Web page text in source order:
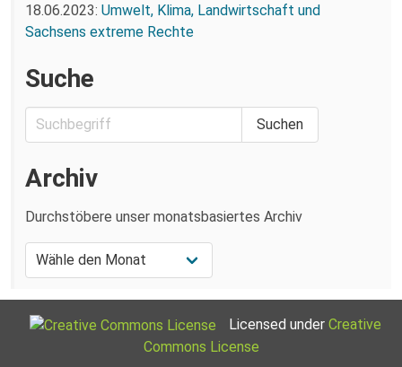
18.06.2023: Umwelt, Klima, Landwirtschaft und
Sachsens extreme Rechte
Suche
Archiv
Durchstöbere unser monatsbasiertes Archiv
Licensed under Creative
Commons License